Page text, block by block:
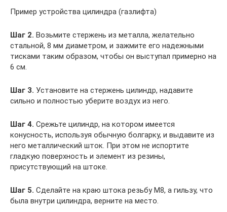
Пример устройства цилиндра (газлифта)
Шаг 2. Возьмите стержень из металла, желательно
стальной, 8 мм диаметром, и зажмите его надежными
тисками таким образом, чтобы он выступал примерно на
6 см.
Шаг 3. Установите на стержень цилиндр, надавите
сильно и полностью уберите воздух из него.
Шаг 4. Срежьте цилиндр, на котором имеется
конусность, используя обычную болгарку, и выдавите из
него металлический шток. При этом не испортите
гладкую поверхность и элемент из резины,
присутствующий на штоке.
Шаг 5. Сделайте на краю штока резьбу М8, а гильзу, что
была внутри цилиндра, верните на место.